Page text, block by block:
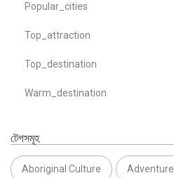
Popular_cities
Top_attraction
Top_destination
Warm_destination
টেগসমূহ
Aboriginal Culture Adventure